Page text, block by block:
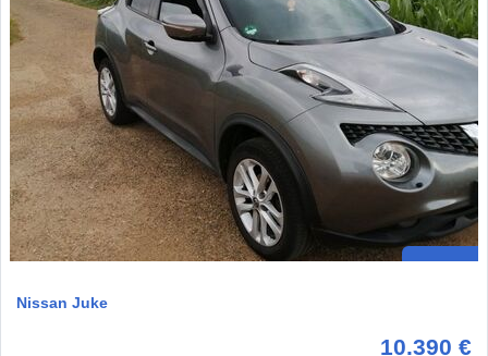
Nissan Juke
10.390 €